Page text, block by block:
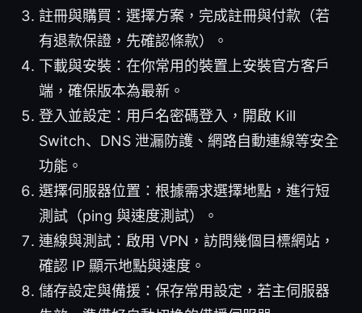
註冊與購買：選擇方案，完成註冊與付款（若
有退款保證，先確認條款）。
下載與安裝：在你常用的裝置上安裝官方客戶
端，確保版本為最新。
登入並設定：用戶名密碼登入，開啟 Kill
Switch、DNS 泄漏防護、網路自動連線等安全
功能。
選擇伺服器位置：根據需求選擇地點，進行短
測試（ping 與速度測試）。
連線與測試：啟用 VPN，訪問幾個目標網站，
確認 IP 顯示地點與速度。
儲存設定與備援：保存常用設定，若主伺服器